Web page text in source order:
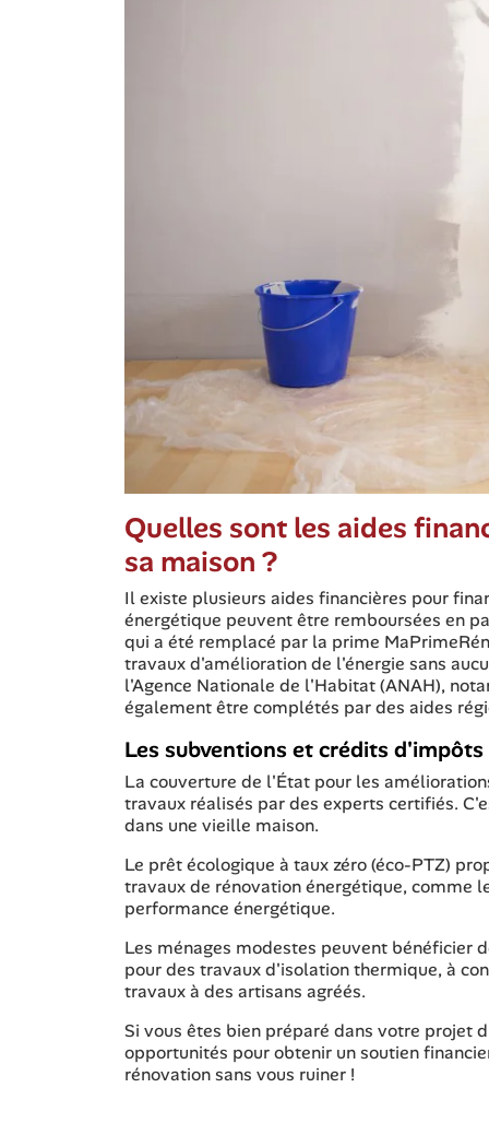
Quelles sont les aides
sa maison ?
Il existe plusieurs aides financières pour
énergétique peuvent être remboursées en
qui a été remplacé par la prime
travaux d'amélioration de l'énergie sans
l'Agence Nationale de l'Habitat (ANAH),
également être complétés par des aides
Les subventions et crédits
La couverture de l'État pour les
travaux réalisés par des experts certifiés.
dans une vieille maison.
Le prêt écologique à taux zéro (éco-PTZ)
travaux de rénovation énergétique, comme
performance énergétique.
Les ménages modestes peuvent bénéficier
pour des travaux d'isolation thermique, à
travaux à des artisans agréés.
Si vous êtes bien préparé dans votre projet
opportunités pour obtenir un soutien
rénovation sans vous ruiner !